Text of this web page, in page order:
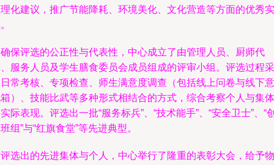
化建议，推广节能降耗、环境美化、文化营造等方面的优秀实
保评选的公正性与代表性，中心成立了由管理人员、厨师代
服务人员及学生膳食委员会成员组成的评审小组。评选过程采
常考核、专项检查、师生满意度调查（包括线上问卷与线下意
）、技能比武等多种形式相结合的方式，综合考察个人与集体
际表现。评选出一批“服务标兵”、“技术能手”、“安全卫士”、“
组”与“红旗食堂”等先进典型。
选出的先进集体与个人，中心举行了隆重的表彰大会，给予物